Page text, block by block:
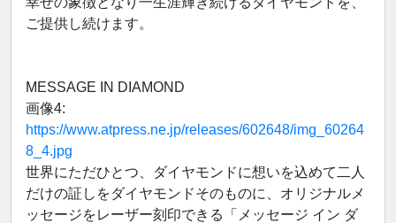
ご提供し続けます。
MESSAGE IN DIAMOND
画像4:
https://www.atpress.ne.jp/releases/602648/img_60264
8_4.jpg
世界にただひとつ、ダイヤモンドに想いを込めて二人
だけの証しをダイヤモンドそのものに、オリジナルメ
ッセージをレーザー刻印できる「メッセージ イン ダ